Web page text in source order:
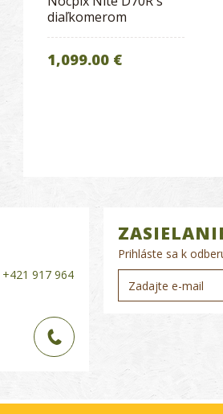
diaľkomerom
1,099.00 €
+421 917 964
Prihláste sa k